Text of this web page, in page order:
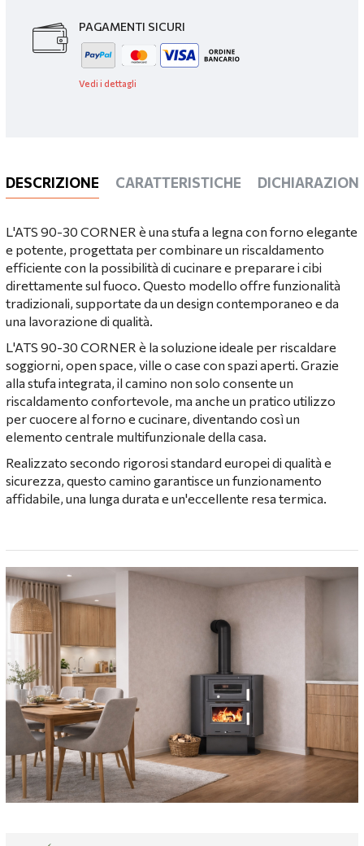
PAGAMENTI SICURI
Vedi i dettagli
DESCRIZIONE CARATTERISTICHE
L'ATS 90-30 CORNER è una stufa a legna con forno elegante
e potente, progettata per combinare un riscaldamento
efficiente con la possibilità di cucinare e preparare i cibi
direttamente sul fuoco. Questo modello offre funzionalità
tradizionali, supportate da un design contemporaneo e da
una lavorazione di qualità.
L'ATS 90-30 CORNER è la soluzione ideale per riscaldare
soggiorni, open space, ville o case con spazi aperti. Grazie
alla stufa integrata, il camino non solo consente un
riscaldamento confortevole, ma anche un pratico utilizzo
per cuocere al forno e cucinare, diventando così un
elemento centrale multifunzionale della casa.
Realizzato secondo rigorosi standard europei di qualità e
sicurezza, questo camino garantisce un funzionamento
affidabile, una lunga durata e un'eccellente resa termica.